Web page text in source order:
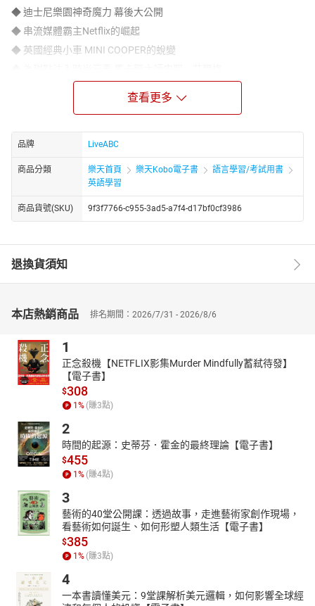
◆ 迪士尼樂園神奇魔力 幕後大公開
◆ 串流媒體霸主Netflix的崛起
◆ 英國經典小車 MINI COOPER的蛻變
4大學習特色，聽懂CNN很可以!
③圖解詞彙學更多
④原音收錄練聽力
每個成功的品牌與企業，都有一段最鼓舞人心的故事！
品牌不只是公司或產品的名稱，更包涵了被賦予的商品形象以及企
業精神，甚至是營運模式或文化影響。一個品牌能成功，背後一定
崛起過程，不僅更能更深入了解品牌的經營理念，也能獲得人生的
啟發或靈感。
30篇新聞專訪，帶你放眼全球，英語躍升國際水準！
導，分為「精彩生活」、「數位科技」與「奢華精神」三大主題。
篇專訪的文章皆為中英對照，方便閱讀，並彙整重點單字及必學的
文法及片語等教學內容，另外也會補充與企業或是品牌相關的介
紹，讓讀者能學英語的同時，也能了解其發展的沿革及背景，增加
可看性。在不同的訪談文章中，會視內容需要增加圖解單字或列表
解說，例如：圖解經典跑車、圖解鼎泰豐餐點、動畫的製作過程
等，更加豐富所能學習到的各種知識。
查看更多
品牌 LiveABC
商品分類 樂天首頁 樂天Kobo電子書
語言學習/考試用書
英語學習
商品貨號(SKU) 9f3f7766-c955-3ad5-a7f4-d17bf0cf3986
退換貨須知
本店熱銷商品 排名期間：2026/7/31 - 2026/8/6
1
正念殺機【NETFLIX影集Murder Mindfully蓄弒待發】
【電子書】
$308
1 % (賺3點)
2
時間的起源：史蒂芬．霍金的最終理論【電子書】
$455
1 % (賺4點)
3
藝術的40堂公開課：透過故事，走進藝術家創作現場，
看藝術如何誕生、如何形塑人類生活【電子書】
$385
1 % (賺3點)
4
一本書讀懂美元：9堂課解析美元邏輯，如何影響全球經